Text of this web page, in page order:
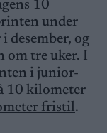
10
under
desember, og
om tre uker. I
i junior-
10 kilometer
fristil.